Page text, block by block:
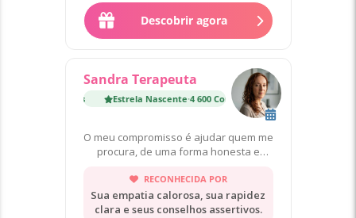
Descobrir agora
Sandra Terapeuta
Estrela Nascente·4 600 Consultas Estrela Nascente
O meu compromisso é ajudar quem me
procura, de uma forma honesta e
RECONHECIDA POR
Sua empatia calorosa, sua rapidez
clara e seus conselhos assertivos.